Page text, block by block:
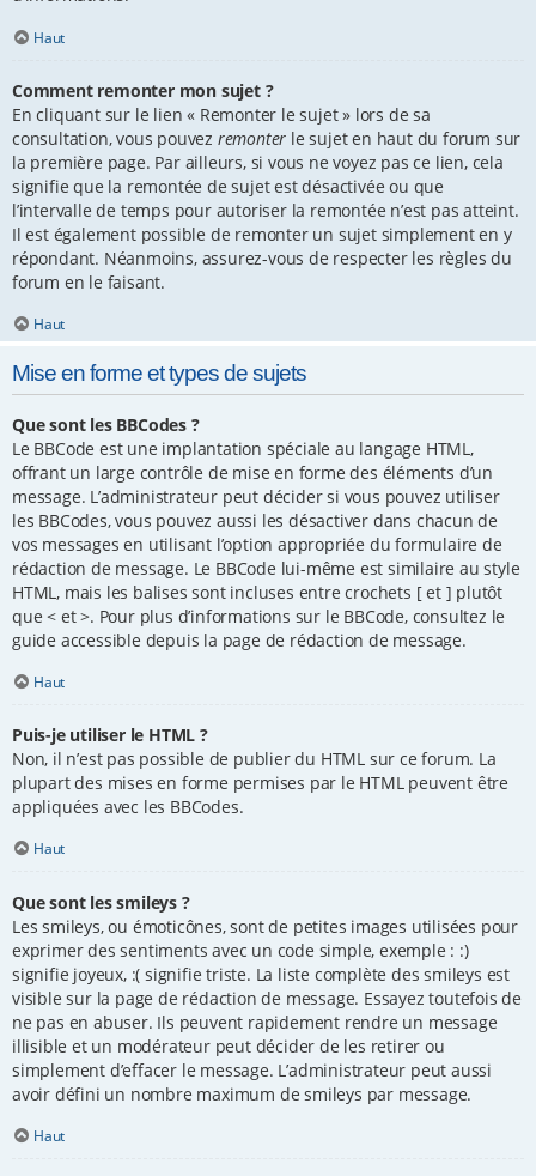
Haut
Comment remonter mon sujet ?
En cliquant sur le lien « Remonter le sujet » lors de sa
consultation, vous pouvez remonter le sujet en haut du forum sur
la première page. Par ailleurs, si vous ne voyez pas ce lien, cela
signifie que la remontée de sujet est désactivée ou que
l’intervalle de temps pour autoriser la remontée n’est pas atteint.
Il est également possible de remonter un sujet simplement en y
répondant. Néanmoins, assurez-vous de respecter les règles du
forum en le faisant.
Haut
Mise en forme et types de sujets
Que sont les BBCodes ?
Le BBCode est une implantation spéciale au langage HTML,
offrant un large contrôle de mise en forme des éléments d’un
message. L’administrateur peut décider si vous pouvez utiliser
les BBCodes, vous pouvez aussi les désactiver dans chacun de
vos messages en utilisant l’option appropriée du formulaire de
rédaction de message. Le BBCode lui-même est similaire au style
HTML, mais les balises sont incluses entre crochets [ et ] plutôt
que < et >. Pour plus d’informations sur le BBCode, consultez le
guide accessible depuis la page de rédaction de message.
Haut
Puis-je utiliser le HTML ?
Non, il n’est pas possible de publier du HTML sur ce forum. La
plupart des mises en forme permises par le HTML peuvent être
appliquées avec les BBCodes.
Haut
Que sont les smileys ?
Les smileys, ou émoticônes, sont de petites images utilisées pour
exprimer des sentiments avec un code simple, exemple : :)
signifie joyeux, :( signifie triste. La liste complète des smileys est
visible sur la page de rédaction de message. Essayez toutefois de
ne pas en abuser. Ils peuvent rapidement rendre un message
illisible et un modérateur peut décider de les retirer ou
simplement d’effacer le message. L’administrateur peut aussi
avoir défini un nombre maximum de smileys par message.
Haut